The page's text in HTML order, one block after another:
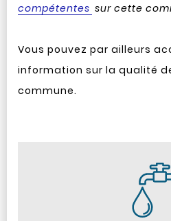
compétentes sur cette
Vous pouvez par ailleurs
information sur la qualité
commune.